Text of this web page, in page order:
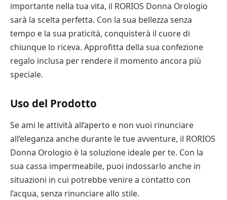
importante nella tua vita, il RORIOS Donna Orologio
sarà la scelta perfetta. Con la sua bellezza senza
tempo e la sua praticità, conquisterà il cuore di
chiunque lo riceva. Approfitta della sua confezione
regalo inclusa per rendere il momento ancora più
speciale.
Uso del Prodotto
Se ami le attività all’aperto e non vuoi rinunciare
all’eleganza anche durante le tue avventure, il RORIOS
Donna Orologio è la soluzione ideale per te. Con la
sua cassa impermeabile, puoi indossarlo anche in
situazioni in cui potrebbe venire a contatto con
l’acqua, senza rinunciare allo stile.